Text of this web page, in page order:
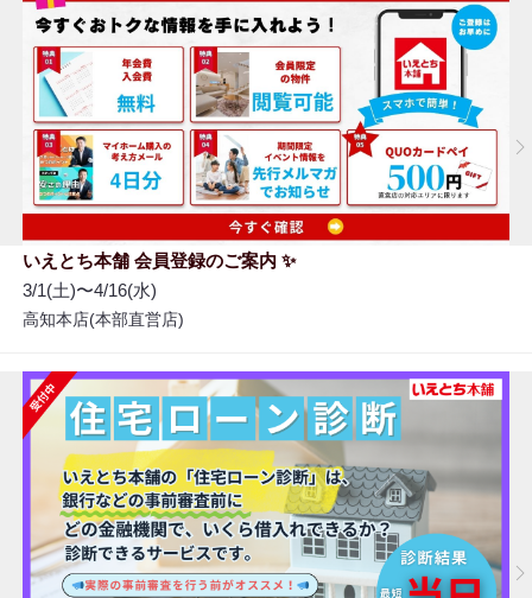
いえとち本舗 会員登録のご案内 ✨
3/1(土)〜4/16(水)
高知本店(本部直営店)